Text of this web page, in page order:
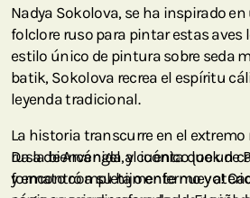
Nadya Sokolova, se ha inspirado
folclore ruso para pintar estas aves
estilo único de pintura sobre seda
batik, Sokolova recrea el espíritu
leyenda tradicional.
La historia transcurre en el
rusa de Arcángel, y cuenta que un
y encontró a su hijo enfermo y
Da la bienvenida al icónico look de
formato completamente nuevo!